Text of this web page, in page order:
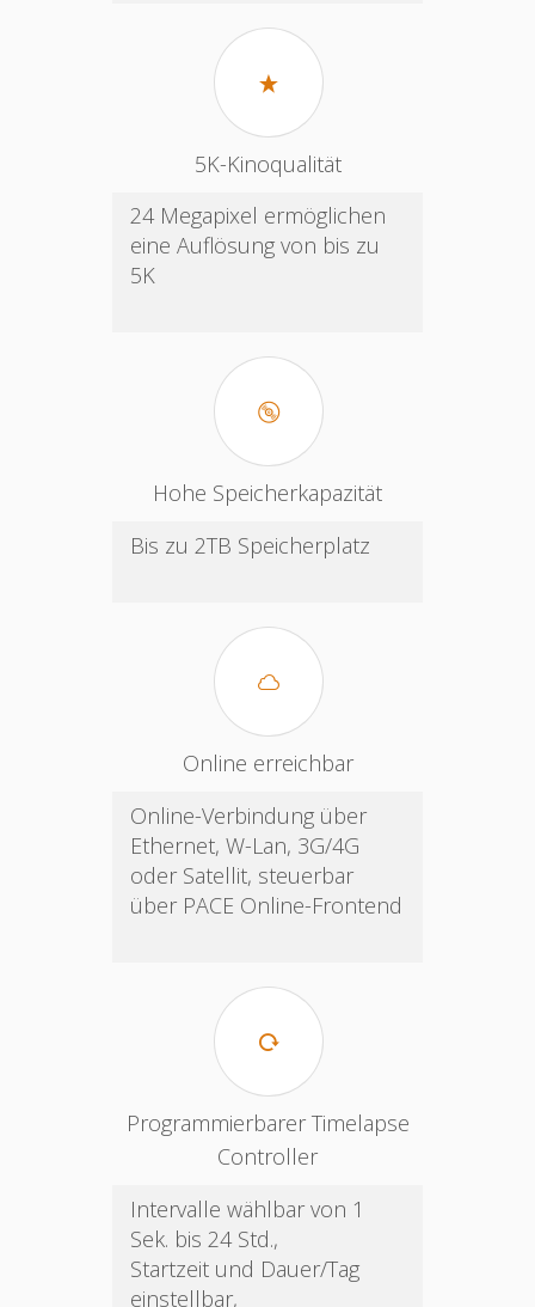
5K-Kinoqualität
24 Megapixel ermöglichen
eine Auflösung von bis zu
5K
Hohe Speicherkapazität
Bis zu 2TB Speicherplatz
Online erreichbar
Online-Verbindung über
Ethernet, W-Lan, 3G/4G
oder Satellit, steuerbar
über PACE Online-Frontend
Programmierbarer Timelapse
Controller
Intervalle wählbar von 1
Sek. bis 24 Std.,
Startzeit und Dauer/Tag
einstellbar,